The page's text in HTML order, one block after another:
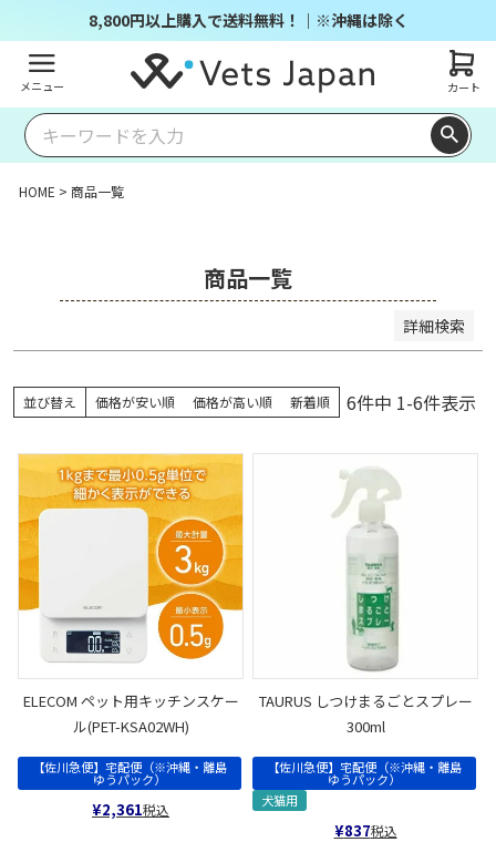
8,800円以上購入で送料無料！｜※沖縄は除く
メニュー カート
HOME 商品一覧
商品一覧
詳細検索
商品番号/JANコード
並び順
新着
順
登録
順
が安
が高
度順
ュー
キー
ワー
ドヒ
並び替え 価格が安い順 価格が高い順 新着順 6件中 1-6件表示
ELECOM ペット用キッチンスケー
ル(PET-KSA02WH)
【佐川急便】宅配便（※沖縄・離島
ゆうパック）
¥2,361税込
TAURUS しつけまるごとスプレー
300ml
【佐川急便】宅配便（※沖縄・離島
ゆうパック）
犬猫用
¥837税込